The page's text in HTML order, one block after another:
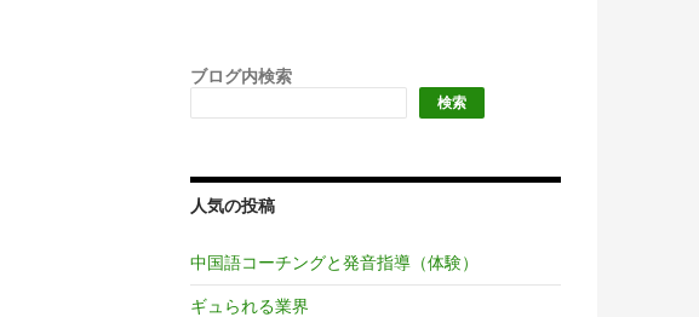
ブログ内検索
検索
人気の投稿
中国語コーチングと発音指導（体験）
ギュられる業界